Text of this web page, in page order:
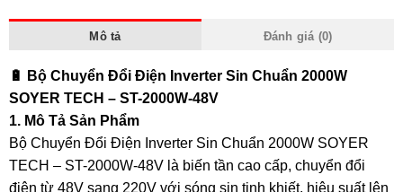
Mô tả Đánh giá (0)
🔋 Bộ Chuyển Đổi Điện Inverter Sin Chuẩn 2000W
SOYER TECH – ST-2000W-48V
1. Mô Tả Sản Phẩm
Bộ Chuyển Đổi Điện Inverter Sin Chuẩn 2000W SOYER
TECH – ST-2000W-48V là biến tần cao cấp, chuyển đổi
điện từ 48V sang 220V với sóng sin tinh khiết, hiệu suất lên